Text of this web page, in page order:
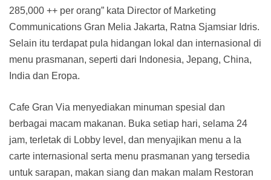
285,000 ++ per orang” kata Director of Marketing
Communications Gran Melia Jakarta, Ratna Sjamsiar Idris.
Selain itu terdapat pula hidangan lokal dan internasional di
menu prasmanan, seperti dari Indonesia, Jepang, China,
India dan Eropa.
Cafe Gran Via menyediakan minuman spesial dan
berbagai macam makanan. Buka setiap hari, selama 24
jam, terletak di Lobby level, dan menyajikan menu a la
carte internasional serta menu prasmanan yang tersedia
untuk sarapan, makan siang dan makan malam Restoran